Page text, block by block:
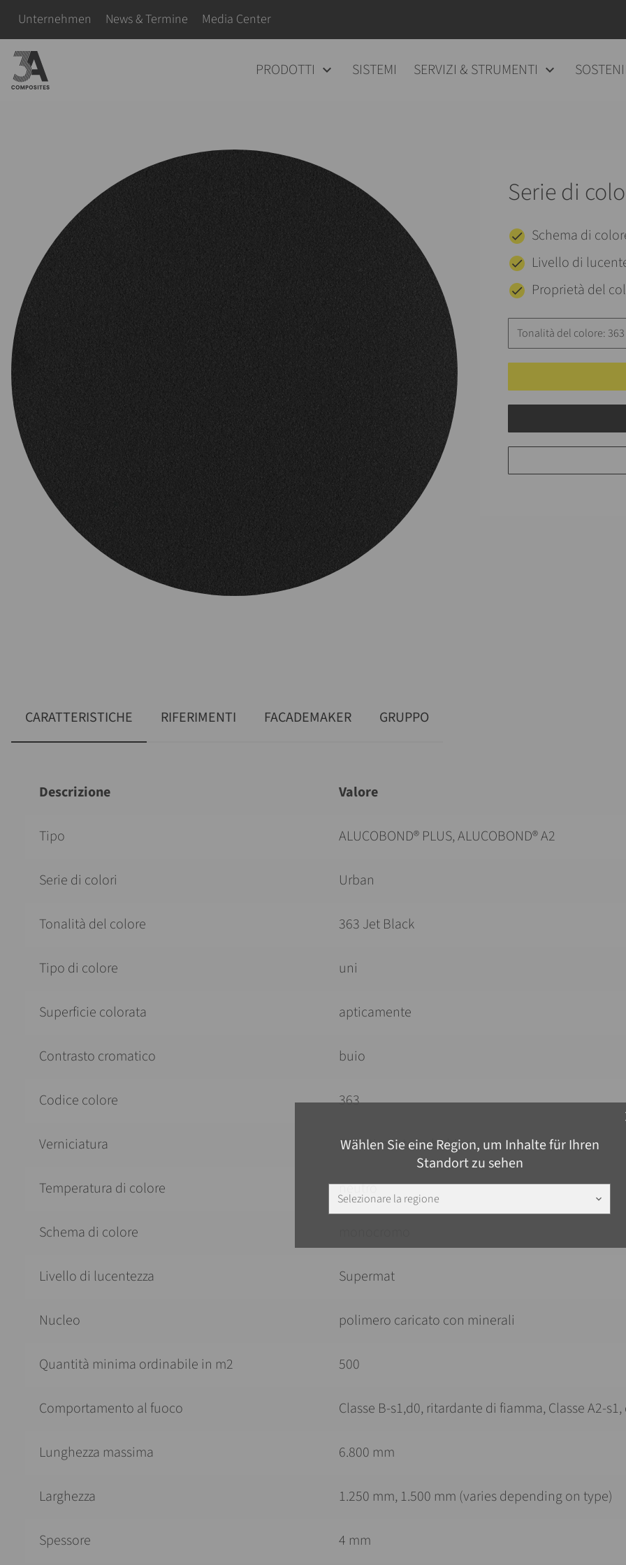
Salta la navigazione
Unternehmen News & Termine Media Center
PRODOTTI SISTEMI SERVIZI & STRUMENTI
ricerca
Wählen Sie eine Region, um Inhalte für Ihren
Standort zu sehen
Selezionare la regione keyboard_arrow_down
Serie di
Schema di
Livello di
Proprietà del
Tonalità del colore:
CARATTERISTICHE RIFERIMENTI FACADEMAKER GRUPPO
Descrizione Valore
Tipo ALUCOBOND® PLUS, ALUCOBOND® A2
Serie di colori Urban
Tonalità del colore 363 Jet Black
Tipo di colore uni
Superficie colorata apticamente
Contrasto cromatico buio
Codice colore 363
Verniciatura Rivestimento in bobina
Temperatura di colore neutro
Schema di colore
Livello di lucentezza Supermat
Nucleo polimero caricato con minerali
Quantità minima ordinabile in m2 500
Comportamento al fuoco Classe B-s1,d0, ritardante di fiamma, Classe A2-
Lunghezza massima 6.800 mm
Larghezza 1.250 mm, 1.500 mm (varies depending on type)
Spessore 4 mm